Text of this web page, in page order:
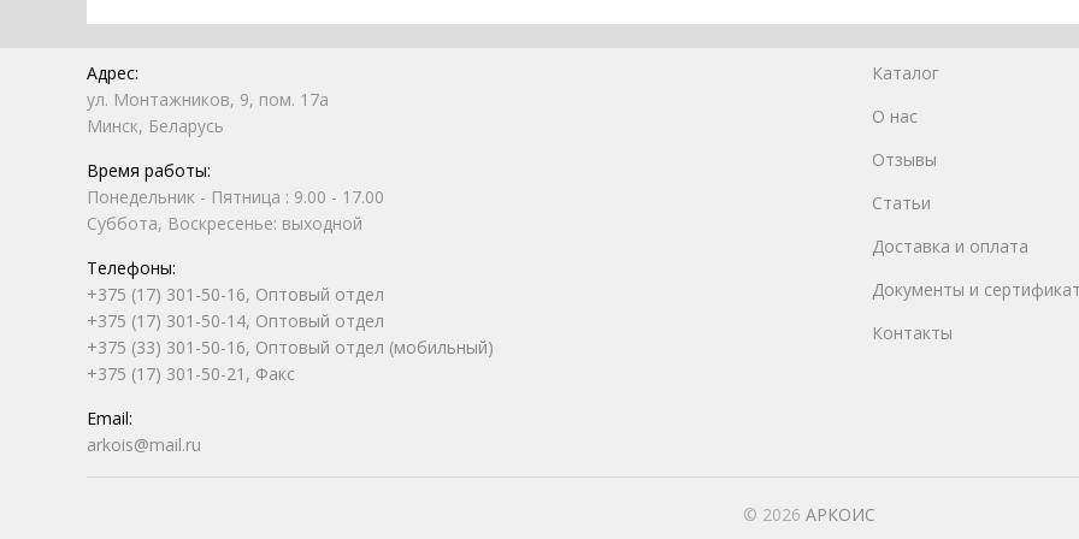
Адрес:
ул. Монтажников, 9, пом. 17а
Минск, Беларусь
Время работы:
Понедельник - Пятница : 9.00 - 17.00
Суббота, Воскресенье: выходной
Телефоны:
+375 (17) 301-50-16, Оптовый отдел
+375 (17) 301-50-14, Оптовый отдел
+375 (33) 301-50-16, Оптовый отдел (мобильный)
+375 (17) 301-50-21, Факс
Email:
arkois@mail.ru
Каталог
О нас
Отзывы
Статьи
Доставка и оплата
Документы и
Контакты
© 2026 АРКОИС